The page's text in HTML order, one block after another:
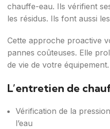
chauffe-eau. Ils vérifient
les résidus. Ils font aussi
Cette approche proactive
pannes coûteuses. Elle
de vie de votre équipement.
L’entretien de
Vérification de la
l’eau